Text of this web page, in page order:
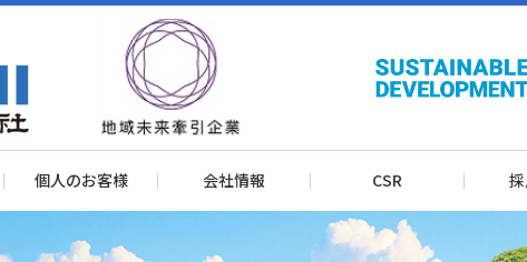
個人のお客様 会社情報 CSR